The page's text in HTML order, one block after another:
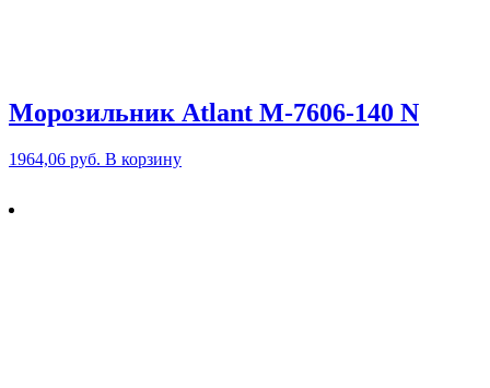
Морозильник Atlant М-7606-140 N
1964,06 руб. В корзину